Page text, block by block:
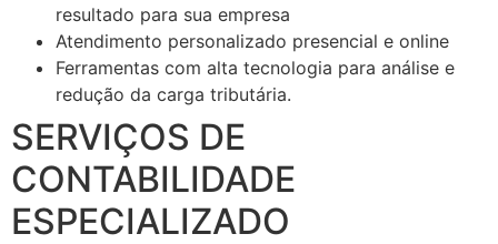
resultado para sua empresa
Atendimento personalizado presencial e online
Ferramentas com alta tecnologia para análise e
redução da carga tributária.
SERVIÇOS DE
CONTABILIDADE
ESPECIALIZADO